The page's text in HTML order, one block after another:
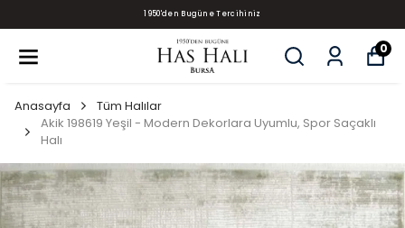
1950'den Bugüne Tercihiniz
0
Anasayfa
Tüm Halılar
Akik 198619 Yeşil - Modern Dekorlara Uyumlu, Spor Saçaklı
Halı